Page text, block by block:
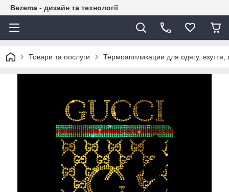
Bezema - дизайн та технології
Товари та послуги Термоаппликации для одягу, взуття,